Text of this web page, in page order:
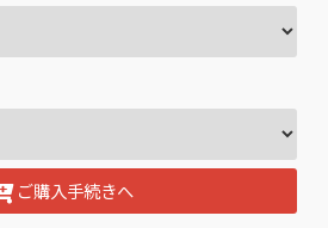
ご購入手続きへ